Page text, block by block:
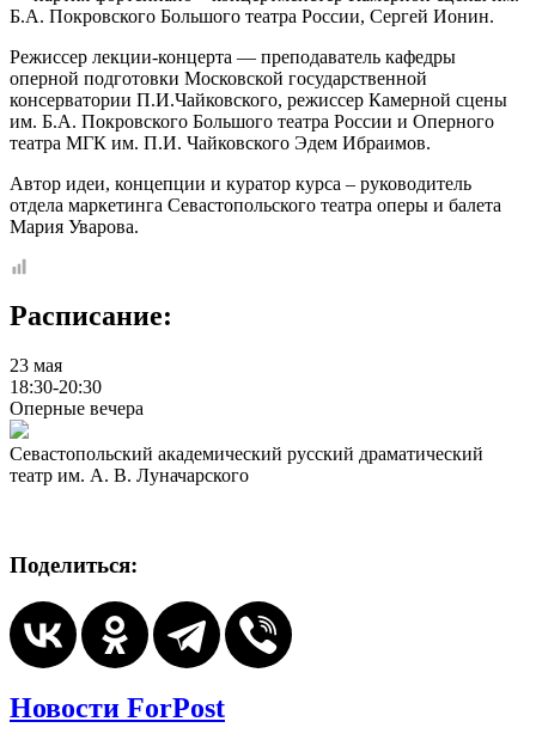
Б.А. Покровского Большого театра России, Сергей Ионин.
Режиссер лекции-концерта — преподаватель кафедры
оперной подготовки Московской государственной
консерватории П.И.Чайковского, режиссер Камерной сцены
им. Б.А. Покровского Большого театра России и Оперного
театра МГК им. П.И. Чайковского Эдем Ибраимов.
Автор идеи, концепции и куратор курса – руководитель
отдела маркетинга Севастопольского театра оперы и балета
Мария Уварова.
Расписание:
23 мая
18:30-20:30
Оперные вечера
Севастопольский академический русский драматический
театр им. А. В. Луначарского
Поделиться:
Новости ForPost